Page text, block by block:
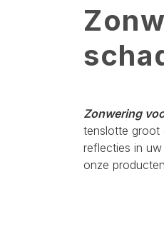
Zonwering
tenslotte groot
reflecties in
onze